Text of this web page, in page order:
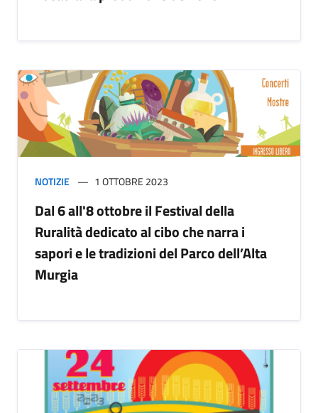
NOTIZIE 1 OTTOBRE 2023
Dal 6 all'8 ottobre il Festival della
Ruralità dedicato al cibo che narra i
sapori e le tradizioni del Parco dell’Alta
Murgia